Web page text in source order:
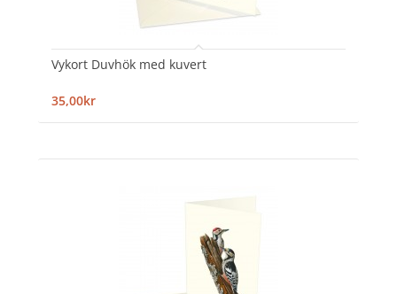
Vykort Duvhök med kuvert
35,00kr